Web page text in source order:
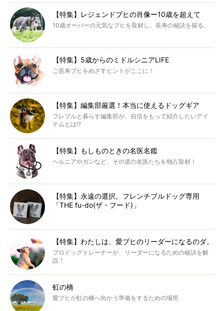
【特集】レジェンドブヒの肖像ー10歳を超えて
10歳オーバーの元気なブヒを取材し、長寿の秘訣を探る。
【特集】5歳からのミドルシニアLIFE
ご長寿ブヒをめざすヒントがここに！
【特集】編集部厳選！本当に使えるドッグギア
フレブルと暮らす編集部が、自信をもって紹介したいアイ
テムとは!?
【特集】もしものときの名医名鑑
ヘルニアやガンなど、その道の名医たちを独占取材！
【特集】永遠の選択。フレンチブルドッグ専用
「THE fu-do(ザ・フード)」
【特集】わたしは、愛ブヒのリーダーになるのダ。
プロドッグトレーナーが、リーダーになるための秘訣を解
説！
虹の橋
愛ブヒが虹の橋へ向かう準備をするための場所